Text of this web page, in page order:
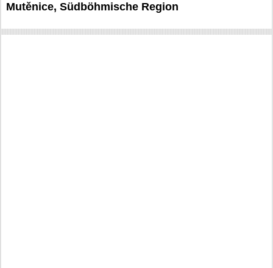
Mutěnice, Südböhmische Region